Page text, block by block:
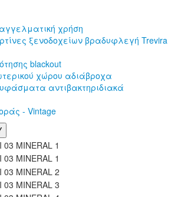
χρήση
ξενοδοχείων βραδυφλεγή Trevira
blackout
χώρου αδιάβροχα
αντιβακτηριδιακά
- Vintage